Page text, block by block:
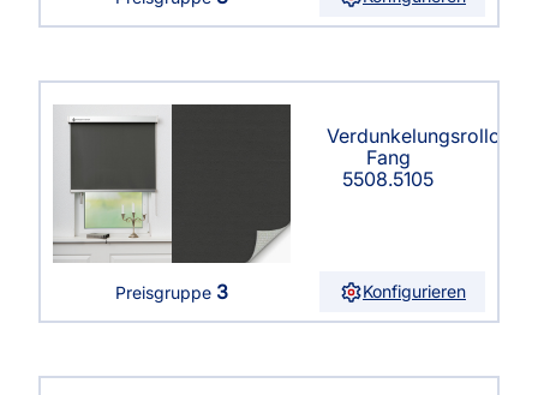
Verdunkelungsrollo
Fang
5508.5105
Preisgruppe 3 Konfigurieren